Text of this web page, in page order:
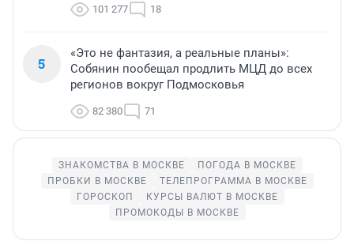
101 277 18
5
«Это не фантазия, а реальные планы»:
Собянин пообещал продлить МЦД до всех
регионов вокруг Подмосковья
82 380 71
ЗНАКОМСТВА В МОСКВЕ
ПОГОДА В МОСКВЕ
ПРОБКИ В МОСКВЕ
ТЕЛЕПРОГРАММА В МОСКВЕ
ГОРОСКОП
КУРСЫ ВАЛЮТ В МОСКВЕ
ПРОМОКОДЫ В МОСКВЕ